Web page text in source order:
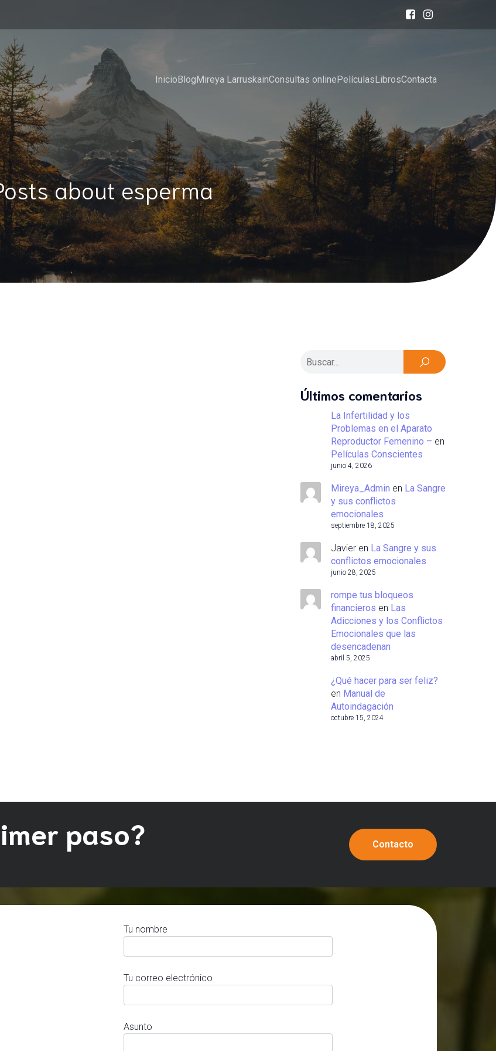
InicioBlogMireya LarruskainConsultas onlinePelículasLibrosContacta
about esperma
Últimos comentarios
La Infertilidad y los
Problemas en el Aparato
Reproductor Femenino – en
Películas Conscientes
junio 4, 2026
Mireya_Admin en La Sangre
y sus conflictos
emocionales
septiembre 18, 2025
Javier en La Sangre y sus
conflictos emocionales
junio 28, 2025
rompe tus bloqueos
financieros en Las
Adicciones y los Conflictos
Emocionales que las
desencadenan
abril 5, 2025
¿Qué hacer para ser feliz?
en Manual de
Autoindagación
octubre 15, 2024
paso? Contacto
Tu nombre
Tu correo electrónico
Asunto